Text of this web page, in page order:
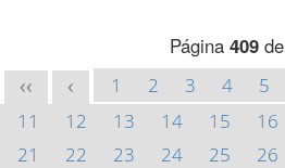
Página 409de
<< < 1 2 3 4 5
11
12 13 14 15 16
21
22 23 24 25 26